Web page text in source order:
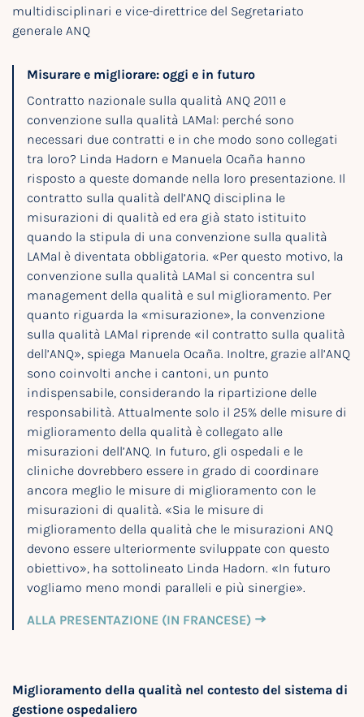
multidisciplinari e vice-direttrice del Segretariato
generale ANQ
Misurare e migliorare: oggi e in futuro
Contratto nazionale sulla qualità ANQ 2011 e
convenzione sulla qualità LAMal: perché sono
necessari due contratti e in che modo sono collegati
tra loro? Linda Hadorn e Manuela Ocaña hanno
risposto a queste domande nella loro presentazione. Il
contratto sulla qualità dell’ANQ disciplina le
misurazioni di qualità ed era già stato istituito
quando la stipula di una convenzione sulla qualità
LAMal è diventata obbligatoria. «Per questo motivo, la
convenzione sulla qualità LAMal si concentra sul
management della qualità e sul miglioramento. Per
quanto riguarda la «misurazione», la convenzione
sulla qualità LAMal riprende «il contratto sulla qualità
dell’ANQ», spiega Manuela Ocaña. Inoltre, grazie all’ANQ
sono coinvolti anche i cantoni, un punto
indispensabile, considerando la ripartizione delle
responsabilità. Attualmente solo il 25% delle misure di
miglioramento della qualità è collegato alle
misurazioni dell’ANQ. In futuro, gli ospedali e le
cliniche dovrebbero essere in grado di coordinare
ancora meglio le misure di miglioramento con le
misurazioni di qualità. «Sia le misure di
miglioramento della qualità che le misurazioni ANQ
devono essere ulteriormente sviluppate con questo
obiettivo», ha sottolineato Linda Hadorn. «In futuro
vogliamo meno mondi paralleli e più sinergie».
ALLA PRESENTAZIONE (IN FRANCESE)
Miglioramento della qualità nel contesto del sistema di
gestione ospedaliero